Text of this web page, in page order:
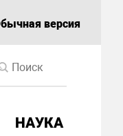
версия
НАУКА